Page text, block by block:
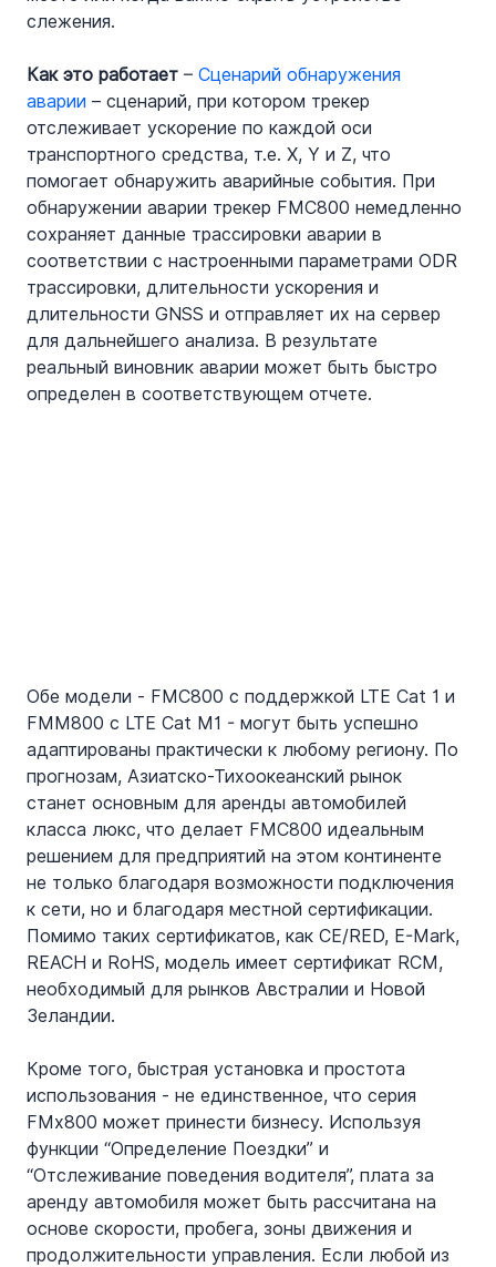
слежения.
Как это работает – Сценарий обнаружения
аварии – сценарий, при котором трекер
отслеживает ускорение по каждой оси
транспортного средства, т.е. X, Y и Z, что
помогает обнаружить аварийные события. При
обнаружении аварии трекер FMC800 немедленно
сохраняет данные трассировки аварии в
соответствии с настроенными параметрами ODR
трассировки, длительности ускорения и
длительности GNSS и отправляет их на сервер
для дальнейшего анализа. В результате
реальный виновник аварии может быть быстро
определен в соответствующем отчете.
Обе модели - FMC800 с поддержкой LTE Cat 1 и
FMM800 с LTE Cat M1 - могут быть успешно
адаптированы практически к любому региону. По
прогнозам, Азиатско-Тихоокеанский рынок
станет основным для аренды автомобилей
класса люкс, что делает FMC800 идеальным
решением для предприятий на этом континенте
не только благодаря возможности подключения
к сети, но и благодаря местной сертификации.
Помимо таких сертификатов, как CE/RED, E-Mark,
REACH и RoHS, модель имеет сертификат RCM,
необходимый для рынков Австралии и Новой
Зеландии.
Кроме того, быстрая установка и простота
использования - не единственное, что серия
FMx800 может принести бизнесу. Используя
функции “Определение Поездки” и
“Отслеживание поведения водителя”, плата за
аренду автомобиля может быть рассчитана на
основе скорости, пробега, зоны движения и
продолжительности управления. Если любой из